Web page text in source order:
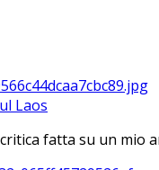
Laos
fatta su un mio